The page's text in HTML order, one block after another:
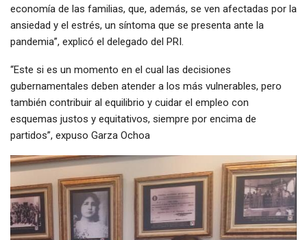
economía de las familias, que, además, se ven afectadas por la
ansiedad y el estrés, un síntoma que se presenta ante la
pandemia”, explicó el delegado del PRI.
“Este si es un momento en el cual las decisiones
gubernamentales deben atender a los más vulnerables, pero
también contribuir al equilibrio y cuidar el empleo con
esquemas justos y equitativos, siempre por encima de
partidos”, expuso Garza Ochoa